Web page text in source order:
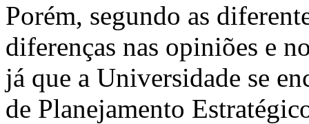
Porém, segundo as
diferenças nas opiniões e
já que a Universidade se
de Planejamento